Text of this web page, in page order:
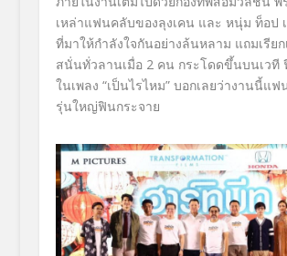
เหล่าแฟนคลับของลุงเคน และ หนุ่ม ท็อป
ที่มาให้กำลังใจกันอย่างล้นหลาม แถมเรียก
สนั่นทั่วลานเมื่อ 2 คน กระโดดขึ้นบนเวที
ในเพลง “เป็นไรไหม” บอกเลยว่างานนี้แฟ
รุ่นใหญ่ฟินกระจาย